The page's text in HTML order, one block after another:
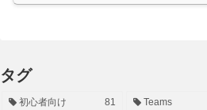
タグ
初心者向け 81 Teams